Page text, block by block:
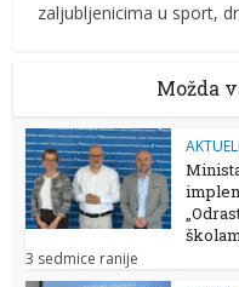
zaljubljenicima u sport,
Možda
3 sedmice ranije